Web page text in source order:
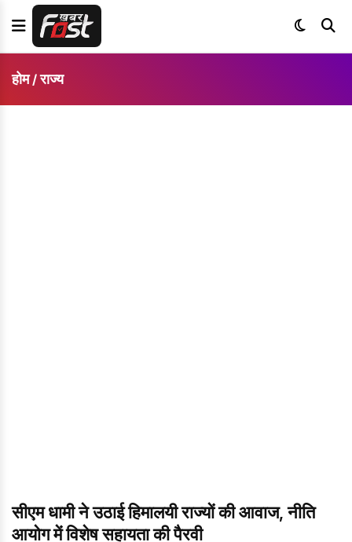
होम/ राज्य
सीएम धामी ने उठाई हिमालयी राज्यों की आवाज, नीति
आयोग में विशेष सहायता की पैरवी